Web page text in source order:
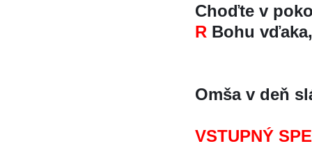
Choďte v
R Bohu
Omša v deň
VSTUPNÝ